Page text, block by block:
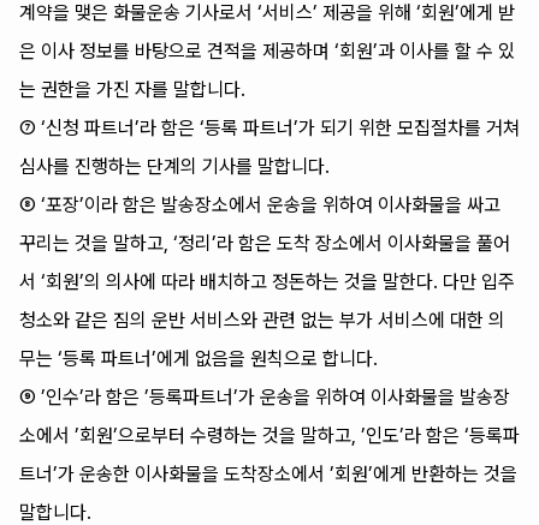
계약을 맺은 화물운송 기사로서 ‘서비스’ 제공을 위해 ‘회원’에게 받
은 이사 정보를 바탕으로 견적을 제공하며 ‘회원’과 이사를 할 수 있
는 권한을 가진 자를 말합니다.
⑦ ‘신청 파트너’라 함은 ‘등록 파트너’가 되기 위한 모집절차를 거쳐
심사를 진행하는 단계의 기사를 말합니다.
⑧ ‘포장’이라 함은 발송장소에서 운송을 위하여 이사화물을 싸고
꾸리는 것을 말하고, ‘정리’라 함은 도착 장소에서 이사화물을 풀어
서 ‘회원’의 의사에 따라 배치하고 정돈하는 것을 말한다. 다만 입주
청소와 같은 짐의 운반 서비스와 관련 없는 부가 서비스에 대한 의
무는 ‘등록 파트너’에게 없음을 원칙으로 합니다.
⑨ ’인수’라 함은 ’등록파트너’가 운송을 위하여 이사화물을 발송장
소에서 ’회원’으로부터 수령하는 것을 말하고, ’인도’라 함은 ‘등록파
트너’가 운송한 이사화물을 도착장소에서 ’회원’에게 반환하는 것을
말합니다.